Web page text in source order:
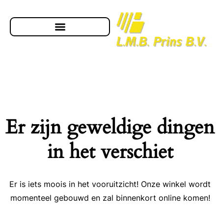
Er zijn geweldige dingen
in het verschiet
Er is iets moois in het vooruitzicht! Onze winkel wordt
momenteel gebouwd en zal binnenkort online komen!